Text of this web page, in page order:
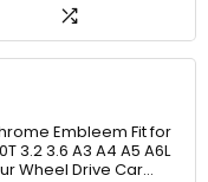
Embleem Fit for
3.2 3.6 A3 A4 A5 A6L
Wheel Drive Car…